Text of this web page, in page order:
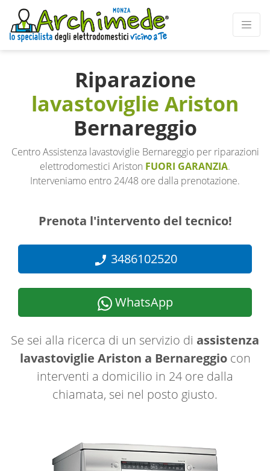
Riparazione
lavastoviglie Ariston
Bernareggio
Centro Assistenza lavastoviglie Bernareggio per riparazioni
elettrodomestici Ariston FUORI GARANZIA.
Interveniamo entro 24/48 ore dalla prenotazione.
Prenota l'intervento del tecnico!
3486102520
WhatsApp
Se sei alla ricerca di un servizio di assistenza
lavastoviglie Ariston a Bernareggiocon
interventi a domicilio in 24 ore dalla
chiamata, sei nel posto giusto.